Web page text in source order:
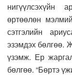
нигүүлсэхүйн
өртөөлөн
сэтгэлийн
эзэмдэх бөлгөө.
үзэмж. Ер
бөлгөө. “Бөртэ